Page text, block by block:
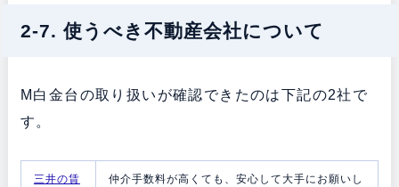
2-7. 使うべき不動産会社について
M白金台の取り扱いが確認できたのは下記の2社で
す。
三井の賃
仲介手数料が高くても、安心して大手にお願いし